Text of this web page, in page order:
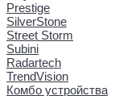
Prestige
SilverStone
Street Storm
Subini
Radartech
TrendVision
Комбо устройства